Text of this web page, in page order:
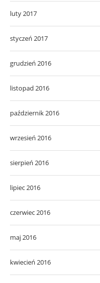
luty 2017
styczeń 2017
grudzień 2016
listopad 2016
październik 2016
wrzesień 2016
sierpień 2016
lipiec 2016
czerwiec 2016
maj 2016
kwiecień 2016